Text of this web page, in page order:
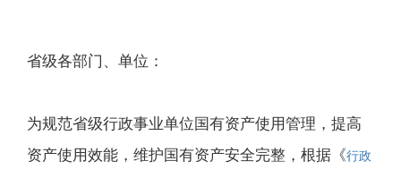
省级各部门、单位：
为规范省级行政事业单位国有资产使用管理，提高
资产使用效能，维护国有资产安全完整，根据《行政